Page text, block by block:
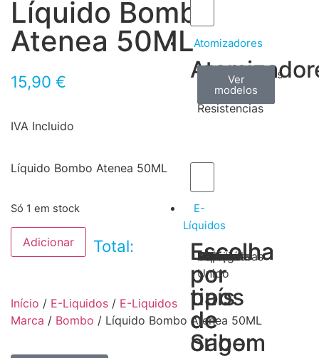
Atomizadores
Claromizadores
Ver
modelos
Reconstruíveis
Ver
modelos
Resistencias
Ver
modelos
E-
Líquidos
Escolha
por
tipos
de
Sabor
Tabaco
Frutas
Bebidas
Frescos
Sobremesas
Escolha
por
país
de
origem
Portugal
Alemanha
USA
Reino
Unido
Canadá
França
Malásia
Filipinas
Espanha
Polónia
Grécia
Líquido Bombo
Atenea 50ML
15,90 €
IVA Incluido
Líquido Bombo Atenea 50ML
Só 1 em stock
Adicionar Total:
Início / E-Liquidos / E-Liquidos
Marca / Bombo / Líquido Bombo Atenea 50ML